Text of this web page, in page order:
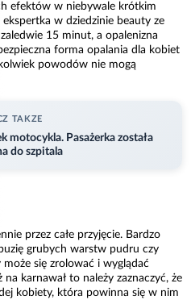
efektów w niebywale krótkim
w dziedzinie beauty ze
15 minut, a opalenizna
forma opalania dla kobiet
powodów nie mogą
TAKZE
motocykla. Pasażerka została
do szpitala
przez całe przyjęcie. Bardzo
grubych warstw pudru czy
się zrolować i wyglądać
karnawał to należy zaznaczyć, że
kobiety, która powinna się w nim